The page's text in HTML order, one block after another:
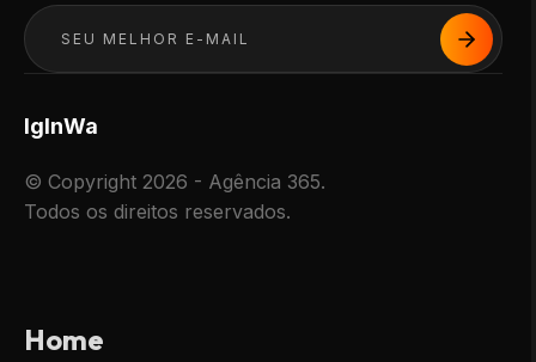
IgInWa
© Copyright 2026 - Agência 365.
Todos os direitos reservados.
Home